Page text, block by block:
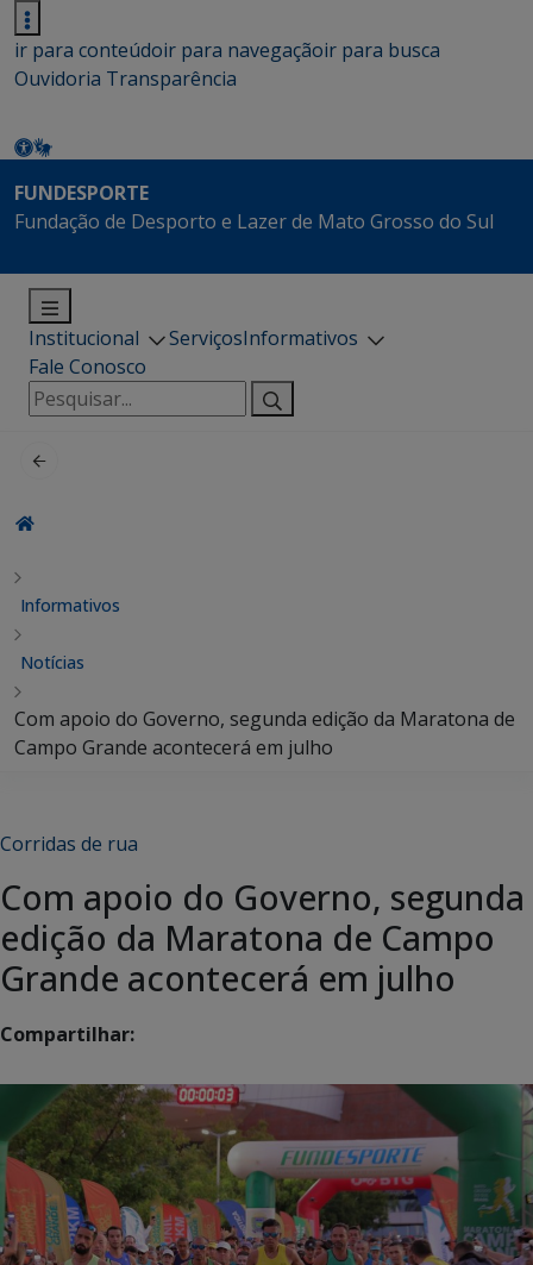
ir para conteúdoir para navegaçãoir para busca
Ouvidoria Transparência
FUNDESPORTE
Fundação de Desporto e Lazer de Mato Grosso do Sul
Institucional ServiçosInformativos
Fale Conosco
Pesquisar
por:
Informativos
Notícias
Com apoio do Governo, segunda edição da Maratona de
Campo Grande acontecerá em julho
Corridas de rua
Com apoio do Governo, segunda
edição da Maratona de Campo
Grande acontecerá em julho
Compartilhar: